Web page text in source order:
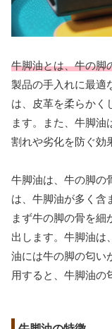
牛脚油とは、牛の脚
製品の手入れに最適
は、皮革を柔らかく
ます。また、牛脚油
割れや劣化を防ぐ効
牛脚油は、牛の脚の
は、牛脚油が多く含
まず牛の脚の骨を細
出します。牛脚油は
油には牛の脚の匂い
用すると、牛脚油の